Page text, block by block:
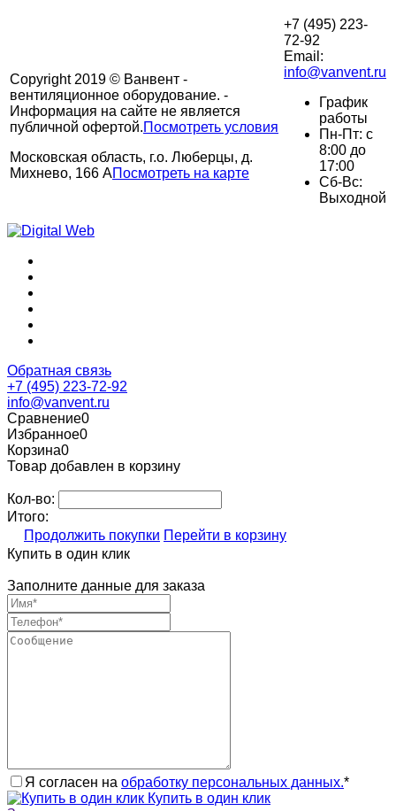
Copyright 2019 © Ванвент -
вентиляционное оборудование. -
Информация на сайте не является
публичной офертой.Посмотреть условия
Московская область, г.о. Люберцы, д.
Михнево, 166 АПосмотреть на карте
+7 (495) 223-
72-92
Email:
info@vanvent.ru
График
работы
Пн-Пт: с
8:00 до
17:00
Сб-Вс:
Выходной
Обратная связь
+7 (495) 223-72-92
info@vanvent.ru
Сравнение0
Избранное0
Корзина0
Товар добавлен в корзину
Кол-во:
Итого:
Продолжить покупки Перейти в корзину
Купить в один клик
Заполните данные для заказа
Я согласен на обработку персональных данных.*
Купить в один клик